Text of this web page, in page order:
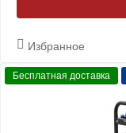
Избранное
Бесплатная доставка